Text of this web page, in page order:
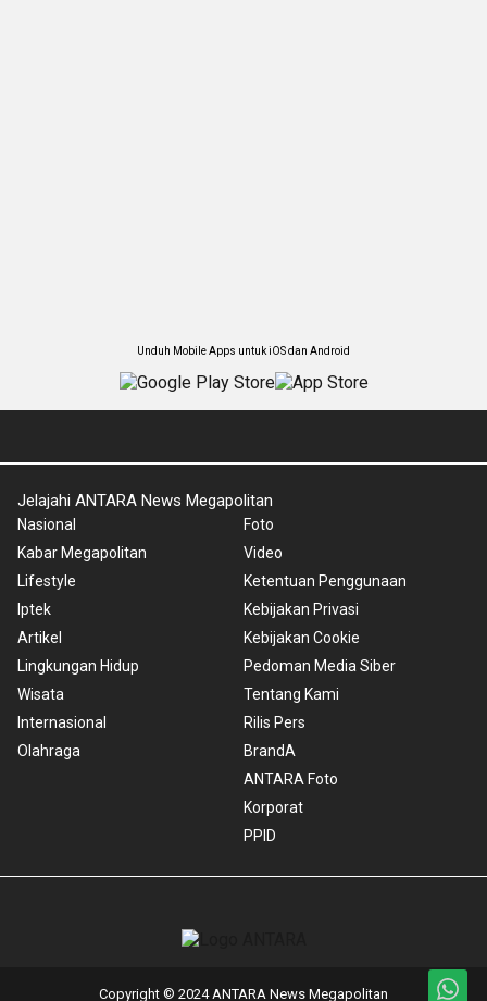
Unduh Mobile Apps untuk iOS dan Android
Jelajahi ANTARA News Megapolitan
Nasional
Kabar Megapolitan
Lifestyle
Iptek
Artikel
Lingkungan Hidup
Wisata
Internasional
Olahraga
Foto
Video
Ketentuan Penggunaan
Kebijakan Privasi
Kebijakan Cookie
Pedoman Media Siber
Tentang Kami
Rilis Pers
BrandA
ANTARA Foto
Korporat
PPID
Copyright © 2024 ANTARA News Megapolitan